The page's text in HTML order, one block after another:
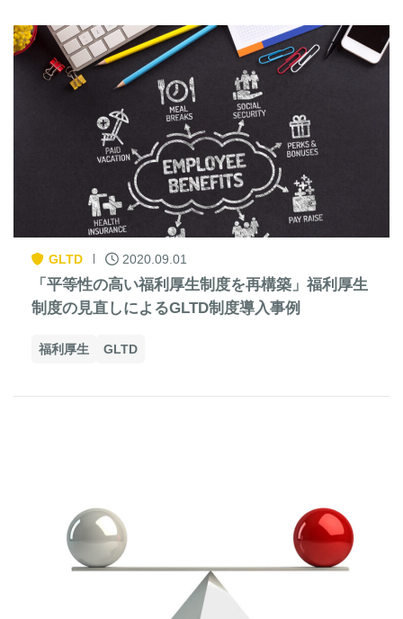
GLTD 2020.09.01
「平等性の高い福利厚生制度を再構築」福利厚生
制度の見直しによるGLTD制度導入事例
福利厚生 GLTD